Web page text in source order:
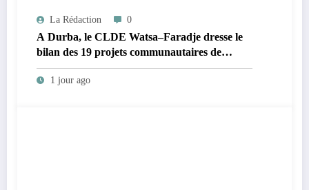
La Rédaction 0
A Durba, le CLDE Watsa–Faradje dresse le
bilan des 19 projets communautaires de
cahier de charge signé avec KGM S.A et
prépare le deuxième quinquennat
1 jour ago